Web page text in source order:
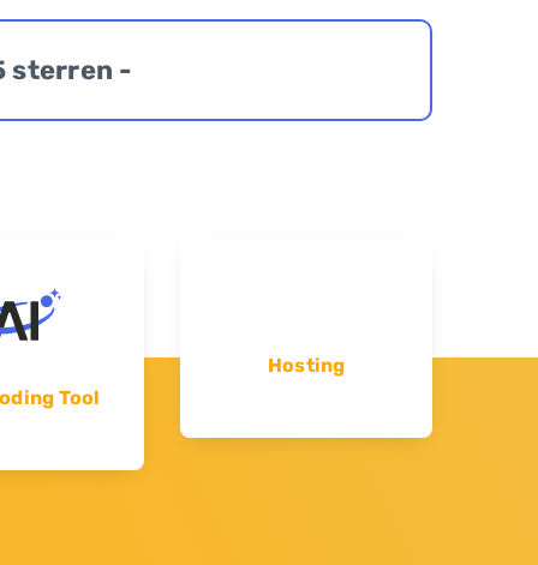
sterren -
Tool
Hosting